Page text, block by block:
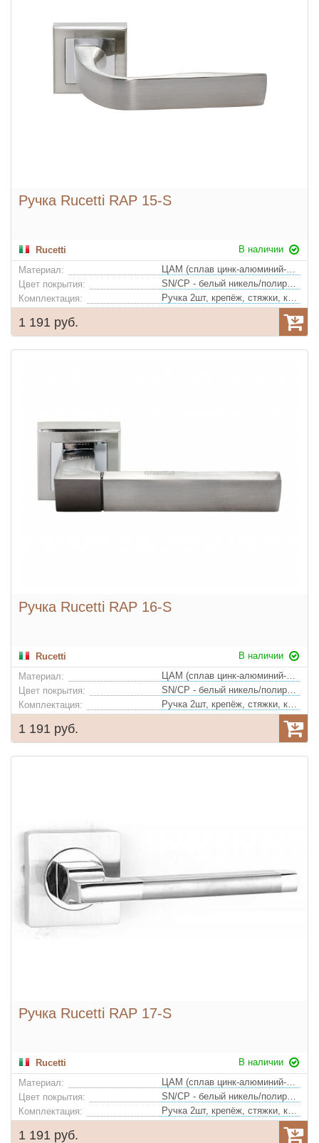
Ручка Rucetti RAP 15-S
Rucetti
В наличии
Материал:
ЦАМ (сплав цинк-алюминий-медь)
Цвет покрытия:
SN/CP - белый никель/полированный хром
Комплектация:
Ручка 2шт, крепёж, стяжки, квадрат
1 191 руб.
Ручка Rucetti RAP 16-S
Rucetti
В наличии
Материал:
ЦАМ (сплав цинк-алюминий-медь)
Цвет покрытия:
SN/CP - белый никель/полированный хром
Комплектация:
Ручка 2шт, крепёж, стяжки, квадрат
1 191 руб.
Ручка Rucetti RAP 17-S
Rucetti
В наличии
Материал:
ЦАМ (сплав цинк-алюминий-медь)
Цвет покрытия:
SN/CP - белый никель/полированный хром
Комплектация:
Ручка 2шт, крепёж, стяжки, квадрат
1 191 руб.